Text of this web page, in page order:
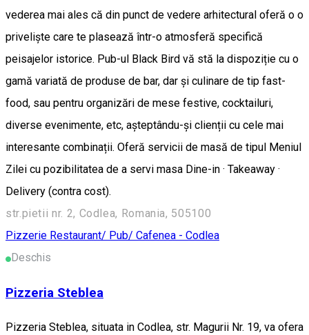
vederea mai ales că din punct de vedere arhitectural oferă o o
priveliște care te plasează într-o atmosferă specifică
peisajelor istorice. Pub-ul Black Bird vă stă la dispoziție cu o
gamă variată de produse de bar, dar și culinare de tip fast-
food, sau pentru organizări de mese festive, cocktailuri,
diverse evenimente, etc, așteptându-și clienții cu cele mai
interesante combinații. Oferă servicii de masă de tipul Meniul
Zilei cu pozibilitatea de a servi masa Dine-in · Takeaway ·
Delivery (contra cost).
str.pietii nr. 2, Codlea, Romania, 505100
Pizzerie Restaurant/ Pub/ Cafenea - Codlea
Deschis
Pizzeria Steblea
Pizzeria Steblea, situata in Codlea, str. Magurii Nr. 19, va ofera